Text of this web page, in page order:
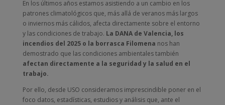
En los últimos años estamos asistiendo a un cambio en los
patrones climatológicos que, más allá de veranos más largos
o inviernos más cálidos, afecta directamente sobre el entorno
y las condiciones de trabajo. La DANA de Valencia, los
incendios del 2025 o la borrasca Filomena nos han
demostrado que las condiciones ambientales también
afectan directamente a la seguridad y la salud en el
trabajo.
Por ello, desde USO consideramos imprescindible poner en el
foco datos, estadísticas, estudios y análisis que, ante el